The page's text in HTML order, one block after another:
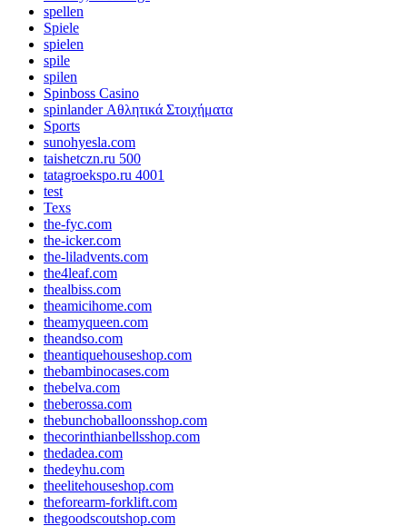
spellen
Spiele
spielen
spile
spilen
Spinboss Casino
spinlander Αθλητικά Στοιχήματα
Sports
sunohyesla.com
taishetczn.ru 500
tatagroekspo.ru 4001
test
Texs
the-fyc.com
the-icker.com
the-liladvents.com
the4leaf.com
thealbiss.com
theamicihome.com
theamyqueen.com
theandso.com
theantiquehouseshop.com
thebambinocases.com
thebelva.com
theberossa.com
thebunchoballoonsshop.com
thecorinthianbellsshop.com
thedadea.com
thedeyhu.com
theelitehouseshop.com
theforearm-forklift.com
thegoodscoutshop.com